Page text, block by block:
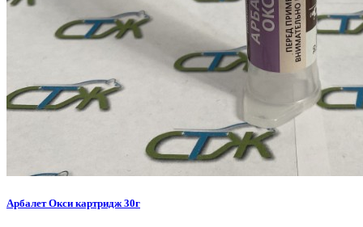
Арбалет Окси картридж 30г